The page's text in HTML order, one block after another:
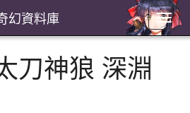
主
選
幻資料庫
刀神狼 深淵